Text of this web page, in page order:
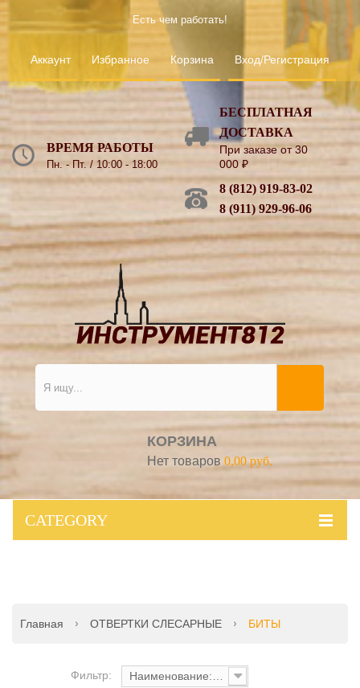
Есть чем работать!
Аккаунт Избранное Корзина Вход/Регистрация
ВРЕМЯ РАБОТЫ
Пн. - Пт. / 10:00 - 18:00
БЕСПЛАТНАЯ
ДОСТАВКА
При заказе от 30
000₽
8 (812) 919-83-02
8 (911) 929-96-06
КОРЗИНА
Нет товаров 0,00 руб.
CATEGORY
Главная ОТВЕРТКИ СЛЕСАРНЫЕ БИТЫ
Фильтр: